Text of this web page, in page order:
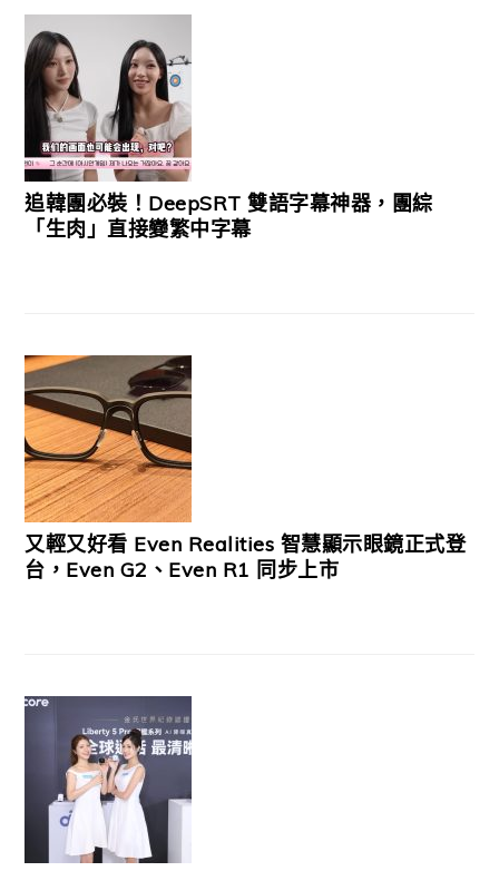
追韓團必裝！DeepSRT 雙語字幕神器，團綜
「生肉」直接變繁中字幕
又輕又好看 Even Realities 智慧顯示眼鏡正式登
台，Even G2、Even R1 同步上市